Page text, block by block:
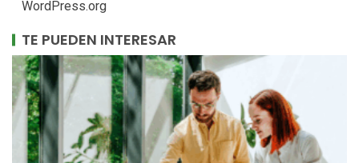
WordPress.org
TE PUEDEN INTERESAR